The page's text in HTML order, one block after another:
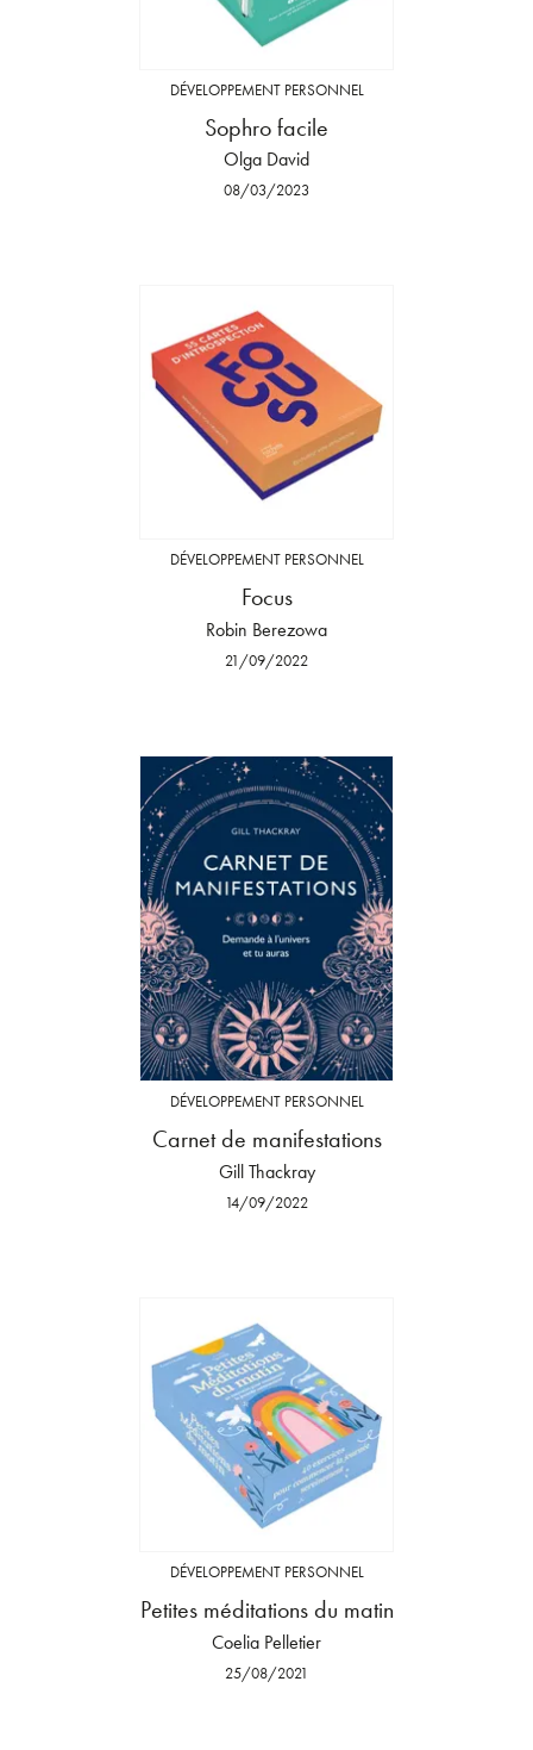
DÉVELOPPEMENT PERSONNEL
Sophro facile
Olga David
08/03/2023
DÉVELOPPEMENT PERSONNEL
Focus
Robin Berezowa
21/09/2022
DÉVELOPPEMENT PERSONNEL
Carnet de manifestations
Gill Thackray
14/09/2022
DÉVELOPPEMENT PERSONNEL
Petites méditations du matin
Coelia Pelletier
25/08/2021